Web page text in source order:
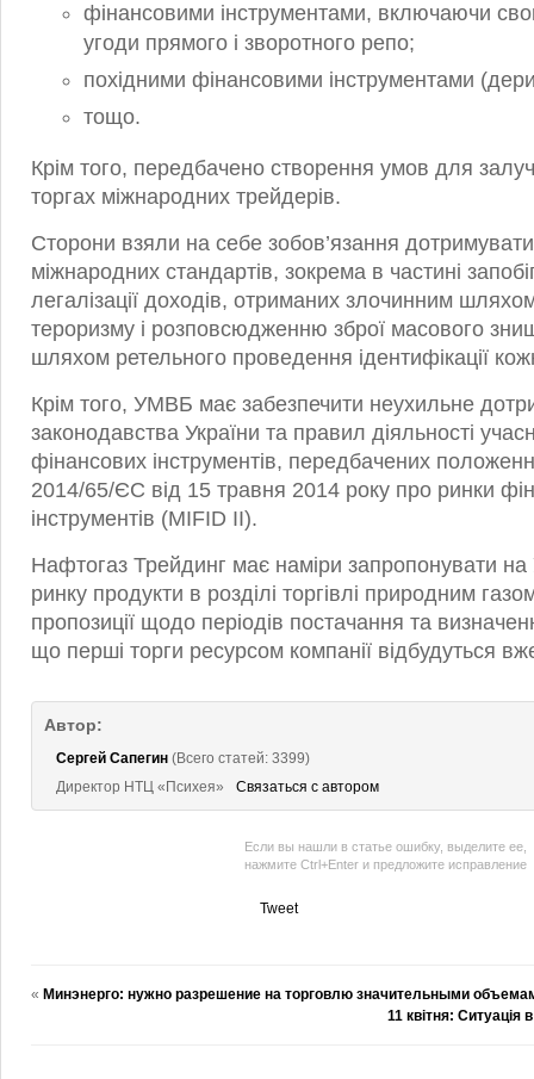
фінансовими інструментами, включаючи
угоди прямого і зворотного репо;
похідними фінансовими інструментами
тощо.
Крім того, передбачено створення умов для
торгах міжнародних трейдерів.
Сторони взяли на себе зобов’язання
міжнародних стандартів, зокрема в частині
легалізації доходів, отриманих злочинним
тероризму і розповсюдженню зброї масового
шляхом ретельного проведення ідентифікації
Крім того, УМВБ має забезпечити неухильне
законодавства України та правил діяльності
фінансових інструментів, передбачених
2014/65/ЄС від 15 травня 2014 року про ринки
інструментів (MIFID II).
Нафтогаз Трейдинг має наміри запропонувати
ринку продукти в розділі торгівлі природним
пропозиції щодо періодів постачання та
що перші торги ресурсом компанії відбудуться
Автор:
Сергей Сапегин (Всего статей: 3399)
Директор НТЦ «Психея»
Связаться с автором
Если вы нашли в статье ошибку, выделите ее,
нажмите Ctrl+Enter и предложите исправление
Tweet
« Минэнерго: нужно разрешение на торговлю значительными
11 квітня: Ситуація